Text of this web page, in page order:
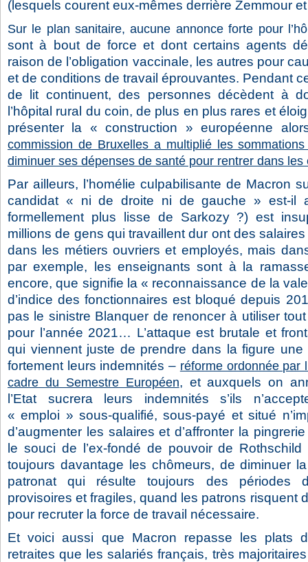
(lesquels courent eux-mêmes derrière Zemmour
Sur le plan sanitaire, aucune annonce forte pour
sont à bout de force et dont certains agents
raison de l’obligation vaccinale, les autres pour
et de conditions de travail éprouvantes. Pendant
de lit continuent, des personnes décèdent à
l’hôpital rural du coin, de plus en plus rares et
présenter la « construction » européenne
commission de Bruxelles a multiplié les
diminuer ses dépenses de santé pour rentrer dans
Par ailleurs, l’homélie culpabilisante de Macron
candidat « ni de droite ni de gauche » est-il
formellement plus lisse de Sarkozy ?) est
millions de gens qui travaillent dur ont des
dans les métiers ouvriers et employés, mais
par exemple, les enseignants sont à la
encore, que signifie la « reconnaissance de la
d’indice des fonctionnaires est bloqué depuis
pas le sinistre Blanquer de renoncer à utiliser
pour l’année 2021… L’attaque est brutale et
qui viennent juste de prendre dans la figure une
fortement leurs indemnités – réforme ordonnée par
cadre du Semestre Européen, et auxquels on
l’Etat sucrera leurs indemnités s’ils
« emploi » sous-qualifié, sous-payé et situé
d’augmenter les salaires et d’affronter la
le souci de l’ex-fondé de pouvoir de
toujours davantage les chômeurs, de diminuer
patronat qui résulte toujours des périodes
provisoires et fragiles, quand les patrons risquent
pour recruter la force de travail nécessaire.
Et voici aussi que Macron repasse les plats
retraites que les salariés français, très